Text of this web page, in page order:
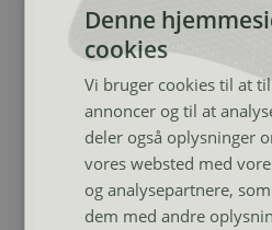
Denne
cookies
Vi bruger cookies til at
annoncer og til at
deler også oplysninger
vores websted med
og analysepartnere,
dem med andre